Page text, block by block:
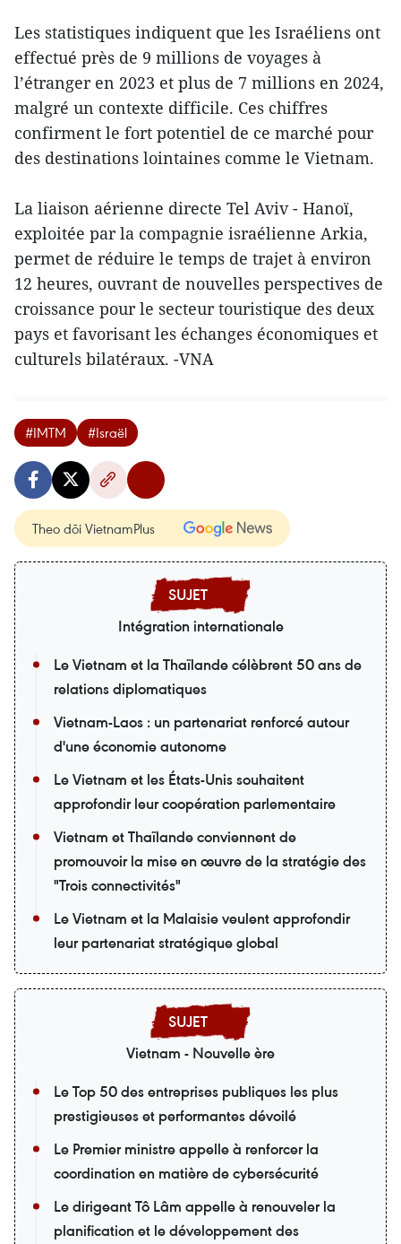
Les statistiques indiquent que les Israéliens ont
effectué près de 9 millions de voyages à
l’étranger en 2023 et plus de 7 millions en 2024,
malgré un contexte difficile. Ces chiffres
confirment le fort potentiel de ce marché pour
des destinations lointaines comme le Vietnam.
La liaison aérienne directe Tel Aviv - Hanoï,
exploitée par la compagnie israélienne Arkia,
permet de réduire le temps de trajet à environ
12 heures, ouvrant de nouvelles perspectives de
croissance pour le secteur touristique des deux
pays et favorisant les échanges économiques et
culturels bilatéraux. -VNA
#IMTM #Israël
Theo dõi VietnamPlus
Intégration internationale
Le Vietnam et la Thaïlande célèbrent 50 ans de
relations diplomatiques
Vietnam-Laos : un partenariat renforcé autour
d'une économie autonome
Le Vietnam et les États-Unis souhaitent
approfondir leur coopération parlementaire
Vietnam et Thaïlande conviennent de
promouvoir la mise en œuvre de la stratégie des
"Trois connectivités"
Le Vietnam et la Malaisie veulent approfondir
leur partenariat stratégique global
Vietnam - Nouvelle ère
Le Top 50 des entreprises publiques les plus
prestigieuses et performantes dévoilé
Le Premier ministre appelle à renforcer la
coordination en matière de cybersécurité
Le dirigeant Tô Lâm appelle à renouveler la
planification et le développement des